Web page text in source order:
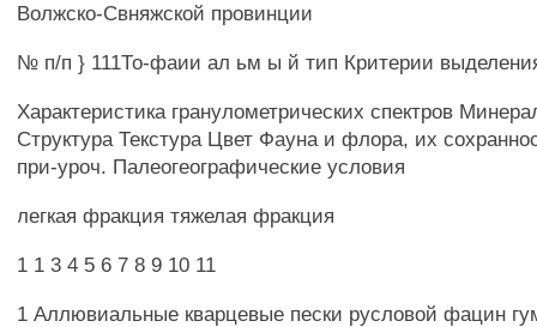
Волжско-Свняжской провинции
№ п/п } 111То-фаии ал ьм ы й тип Критерии
Характеристика гранулометрических спектров
Структура Текстура Цвет Фауна и флора, их
при-уроч. Палеогеографические условия
легкая фракция тяжелая фракция
1 1 3 4 5 6 7 8 9 10 11
1 Аллювиальные кварцевые пески русловой фацин